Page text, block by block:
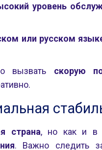
уровень
или русском
вызвать скорую
страна, но как и в
. Важно следить